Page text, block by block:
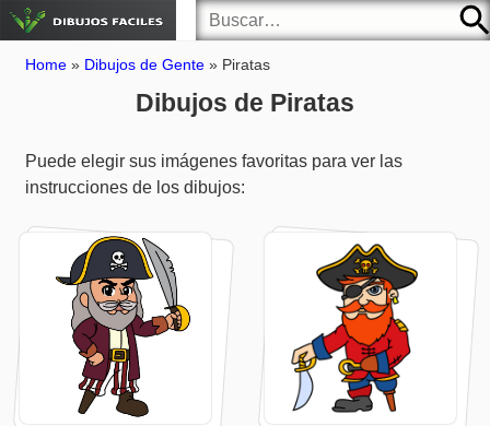
Home » Dibujos de Gente » Piratas
Dibujos de Piratas
Puede elegir sus imágenes favoritas para ver las
instrucciones de los dibujos: